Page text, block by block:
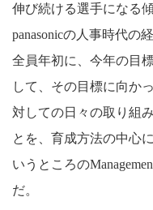
伸び続ける選手になる
panasonicの人事時代の
全員年初に、今年の目
して、その目標に向か
対しての日々の取り組
とを、育成方法の中心
いうところの
だ。